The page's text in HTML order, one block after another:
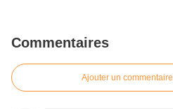
Commentaires
Ajouter un commentaire